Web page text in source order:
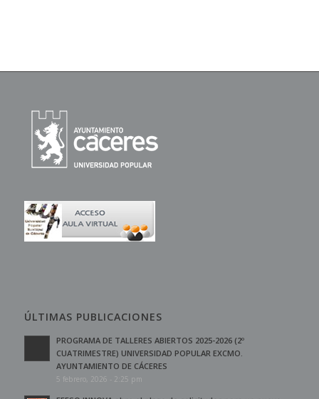
ÚLTIMAS PUBLICACIONES
PROGRAMA DE TALLERES ABIERTOS 2025-2026 (2º
CUATRIMESTRE) UNIVERSIDAD POPULAR EXCMO.
AYUNTAMIENTO DE CÁCERES
5 febrero, 2026 - 2:25 pm